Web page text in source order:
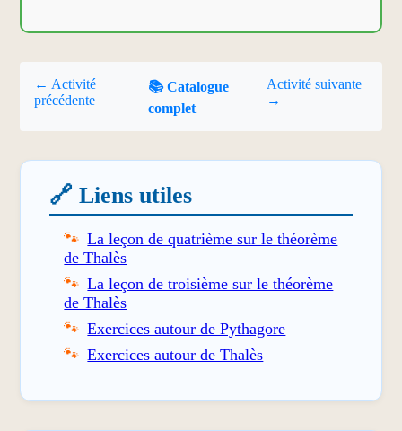
← Activité
précédente
📚 Catalogue
complet
Activité suivante
→
🔗 Liens utiles
La leçon de quatrième sur le théorème
de Thalès
La leçon de troisième sur le théorème
de Thalès
Exercices autour de Pythagore
Exercices autour de Thalès